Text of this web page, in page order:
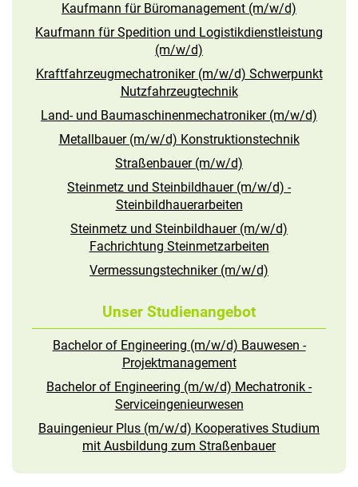
Kaufmann für Büromanagement (m/w/d)
Kaufmann für Spedition und Logistikdienstleistung
(m/w/d)
Kraftfahrzeugmechatroniker (m/w/d) Schwerpunkt
Nutzfahrzeugtechnik
Land- und Baumaschinenmechatroniker (m/w/d)
Metallbauer (m/w/d) Konstruktionstechnik
Straßenbauer (m/w/d)
Steinmetz und Steinbildhauer (m/w/d) -
Steinbildhauerarbeiten
Steinmetz und Steinbildhauer (m/w/d)
Fachrichtung Steinmetzarbeiten
Vermessungstechniker (m/w/d)
Unser Studienangebot
Bachelor of Engineering (m/w/d) Bauwesen -
Projektmanagement
Bachelor of Engineering (m/w/d) Mechatronik -
Serviceingenieurwesen
Bauingenieur Plus (m/w/d) Kooperatives Studium
mit Ausbildung zum Straßenbauer